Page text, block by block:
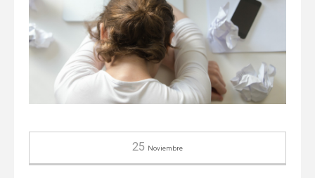
25 Noviembre